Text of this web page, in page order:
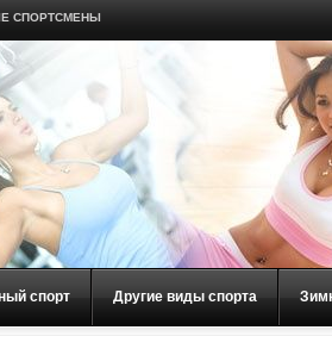
СПОРТСМЕНЫ
спорт Другие виды спорта